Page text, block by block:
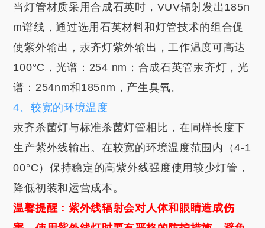
当灯管材质采用合成石英时，VUV辐射发出185n
m谱线，通过选用石英材料和灯管技术的组合促
使紫外输出，汞齐灯紫外输出，工作温度可高达
100°C，光谱：254 nm；合成石英管汞齐灯，光
谱：254nm和185nm，产生臭氧。
4、较宽的环境温度
汞齐杀菌灯与标准杀菌灯管相比，在同样长度下
生产紫外线输出。在较宽的环境温度范围内（4-1
00°C）保持稳定的高紫外线强度使用较少灯管，
降低初装和运营成本。
温馨提醒：紫外线辐射会对人体和眼睛造成伤